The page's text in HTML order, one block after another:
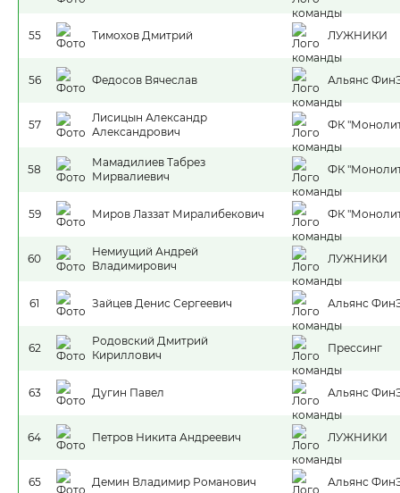
55 Тимохов Дмитрий ЛУЖНИКИ
56 Федосов Вячеслав Альянс
57
Лисицын Александр
Александрович
ФК
58
Мамадилиев Табрез
Мирвалиевич
ФК
59 Миров Лаззат Миралибекович ФК
60
Немиущий Андрей
Владимирович
ЛУЖНИКИ
61 Зайцев Денис Сергеевич Альянс
62
Родовский Дмитрий
Кириллович
Прессинг
63 Дугин Павел Альянс
64 Петров Никита Андреевич ЛУЖНИКИ
65 Демин Владимир Романович Альянс